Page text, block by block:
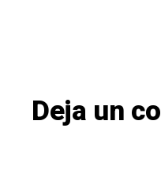
Deja un